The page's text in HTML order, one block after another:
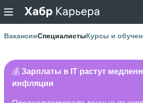
ВакансииСпециалистыКурсы и
💰 Зарплаты в IT растут
инфляции